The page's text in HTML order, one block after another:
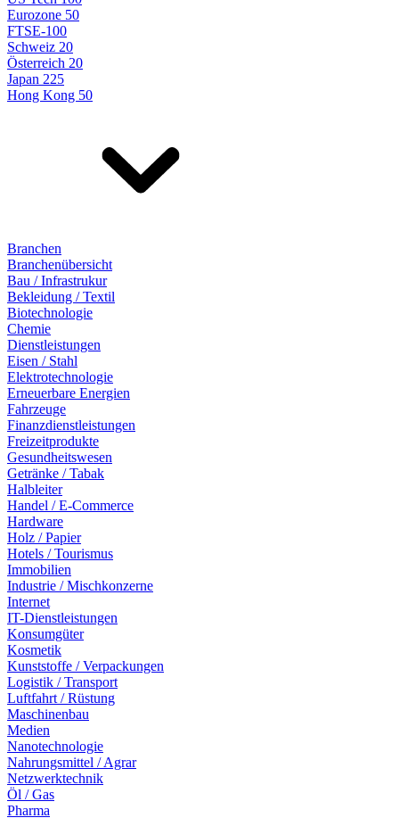
Eurozone 50
FTSE-100
Schweiz 20
Österreich 20
Japan 225
Hong Kong 50
Branchen
Branchenübersicht
Bau / Infrastrukur
Bekleidung / Textil
Biotechnologie
Chemie
Dienstleistungen
Eisen / Stahl
Elektrotechnologie
Erneuerbare Energien
Fahrzeuge
Finanzdienstleistungen
Freizeitprodukte
Gesundheitswesen
Getränke / Tabak
Halbleiter
Handel / E-Commerce
Hardware
Holz / Papier
Hotels / Tourismus
Immobilien
Industrie / Mischkonzerne
Internet
IT-Dienstleistungen
Konsumgüter
Kosmetik
Kunststoffe / Verpackungen
Logistik / Transport
Luftfahrt / Rüstung
Maschinenbau
Medien
Nanotechnologie
Nahrungsmittel / Agrar
Netzwerktechnik
Öl / Gas
Pharma